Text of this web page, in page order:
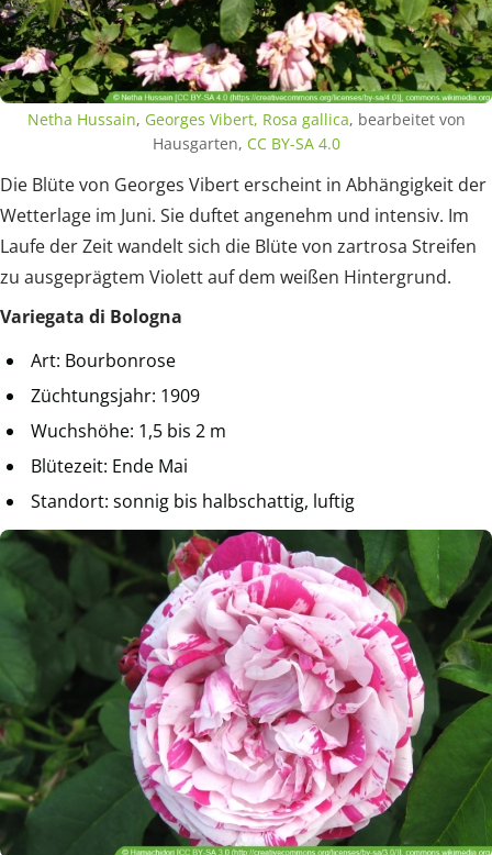
Netha Hussain, Georges Vibert, Rosa gallica, bearbeitet von
Hausgarten, CC BY-SA 4.0
Die Blüte von Georges Vibert erscheint in Abhängigkeit der
Wetterlage im Juni. Sie duftet angenehm und intensiv. Im
Laufe der Zeit wandelt sich die Blüte von zartrosa Streifen
zu ausgeprägtem Violett auf dem weißen Hintergrund.
Variegata di Bologna
Art: Bourbonrose
Züchtungsjahr: 1909
Wuchshöhe: 1,5 bis 2 m
Blütezeit: Ende Mai
Standort: sonnig bis halbschattig, luftig